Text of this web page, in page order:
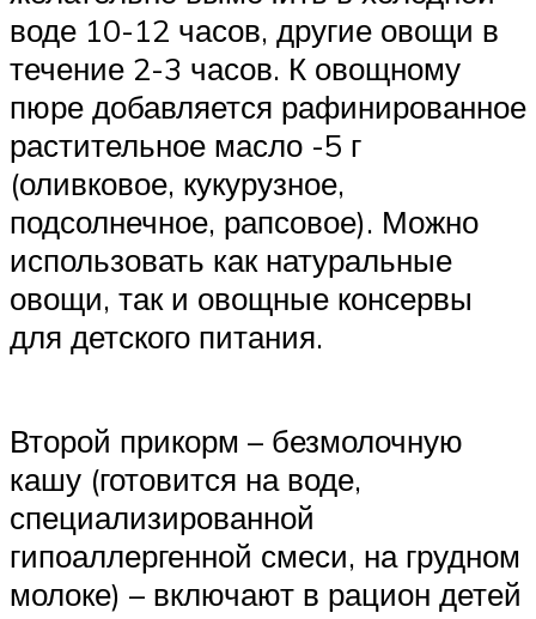
воде 10-12 часов, другие овощи в
течение 2-3 часов. К овощному
пюре добавляется рафинированное
растительное масло -5 г
(оливковое, кукурузное,
подсолнечное, рапсовое). Можно
использовать как натуральные
овощи, так и овощные консервы
для детского питания.
Второй прикорм – безмолочную
кашу (готовится на воде,
специализированной
гипоаллергенной смеси, на грудном
молоке) – включают в рацион детей